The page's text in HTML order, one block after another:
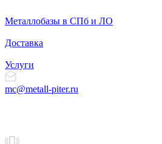
Металлобазы в СПб и ЛО
Доставка
Услуги
mc@metall-piter.ru